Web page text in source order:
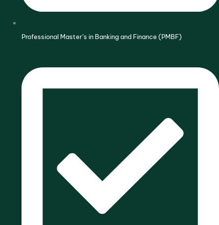
Professional Master’s in Banking and Finance (PMBF)